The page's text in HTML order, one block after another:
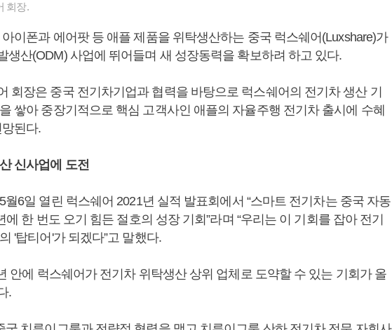
회장.
이폰과 에어팟 등 애플 제품을 위탁생산하는 중국 럭스쉐어(Luxshare)가
생산(ODM) 사업에 뛰어들며 새 성장동력을 확보하려 하고 있다.
회장은 중국 전기차기업과 협력을 바탕으로 럭스쉐어의 전기차 생산 기
쌓아 중장기적으로 핵심 고객사인 애플의 자율주행 전기차 출시에 수혜
된다.
신사업에 도전
월6일 열린 럭스쉐어 2021년 실적 발표회에서 “스마트 전기차는 중국 자동
에 한 번도 오기 힘든 절호의 성장 기회”라며 “우리는 이 기회를 잡아 전기
'탑티어'가 되겠다”고 말했다.
안에 럭스쉐어가 전기차 위탁생산 상위 업체로 도약할 수 있는 기회가 올
.